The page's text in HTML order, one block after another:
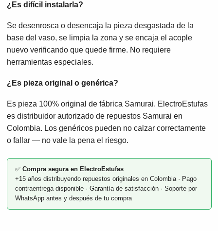
¿Es difícil instalarla?
Se desenrosca o desencaja la pieza desgastada de la
base del vaso, se limpia la zona y se encaja el acople
nuevo verificando que quede firme. No requiere
herramientas especiales.
¿Es pieza original o genérica?
Es pieza 100% original de fábrica Samurai. ElectroEstufas
es distribuidor autorizado de repuestos Samurai en
Colombia. Los genéricos pueden no calzar correctamente
o fallar — no vale la pena el riesgo.
✅ Compra segura en ElectroEstufas
+15 años distribuyendo repuestos originales en Colombia · Pago
contraentrega disponible · Garantía de satisfacción · Soporte por
WhatsApp antes y después de tu compra